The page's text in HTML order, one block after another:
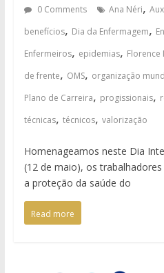
0 Comments
Ana Néri,
benefícios, Dia da Enfermagem,
Enfermeiros, epidemias, Florence
de frente, OMS, organização
Plano de Carreira, progissionais,
técnicas, técnicos, valorização
Homenageamos neste Dia
(12 de maio), os
a proteção da saúde do
Read more